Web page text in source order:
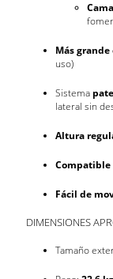
Más
uso)
Sistema
lateral sin
Altura
Compatible
Fácil de
DIMENSIONES
Tamaño